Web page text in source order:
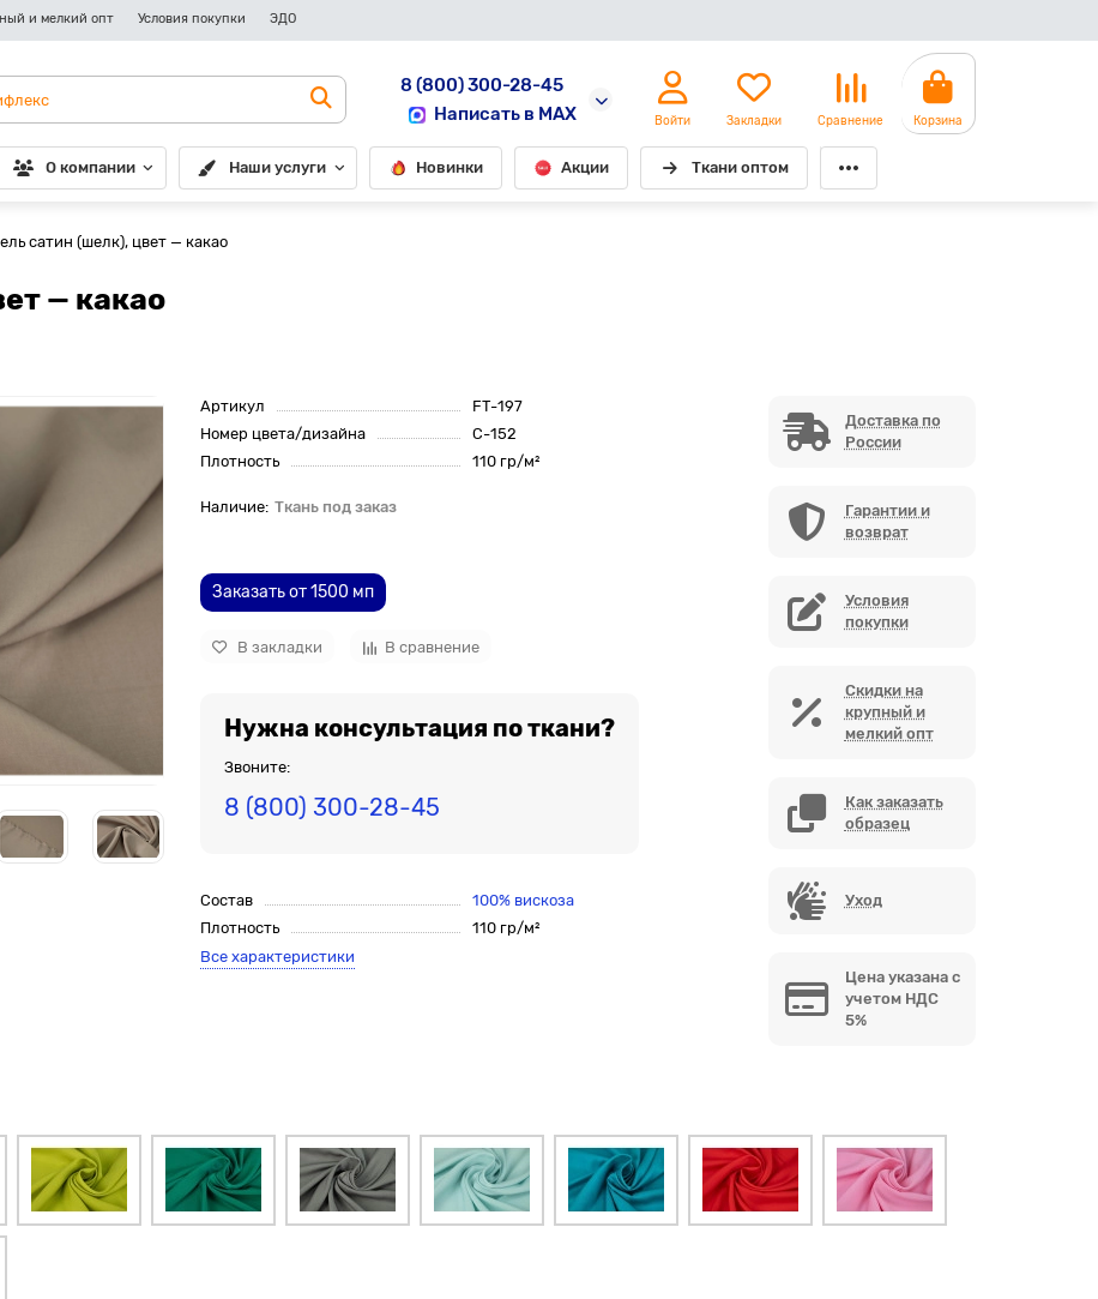
и мелкий опт Условия покупки ЭДО
8 (800) 300-28-45
Написать в MAX
Войти Закладки Сравнение Корзина
О компании Наши услуги Новинки Акции Ткани оптом
сатин (шелк), цвет — какао
— какао
Артикул
FT-197
Номер цвета/дизайна
C-152
Плотность
110 гр/м²
Ткань под заказ
Заказать от 1500 мп
В закладки В сравнение
Нужна консультация по ткани?
Звоните:
8 (800) 300-28-45
Состав
100% вискоза
Плотность
110 гр/м²
Все характеристики
Доставка по
России
Гарантии и
возврат
Условия
покупки
Скидки на
крупный и
мелкий опт
Как заказать
образец
Уход
Цена указана с
учетом НДС
5%